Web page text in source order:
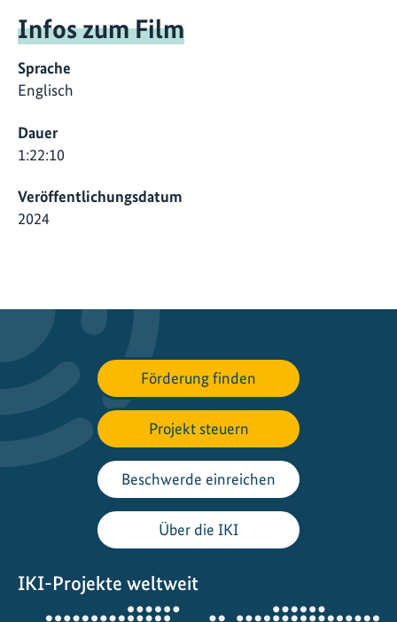
Infos zum Film
Sprache
Englisch
Dauer
1:22:10
Veröffentlichungsdatum
2024
Förderung finden
Projekt steuern
Beschwerde einreichen
Über die IKI
IKI-Projekte weltweit
Öffnet